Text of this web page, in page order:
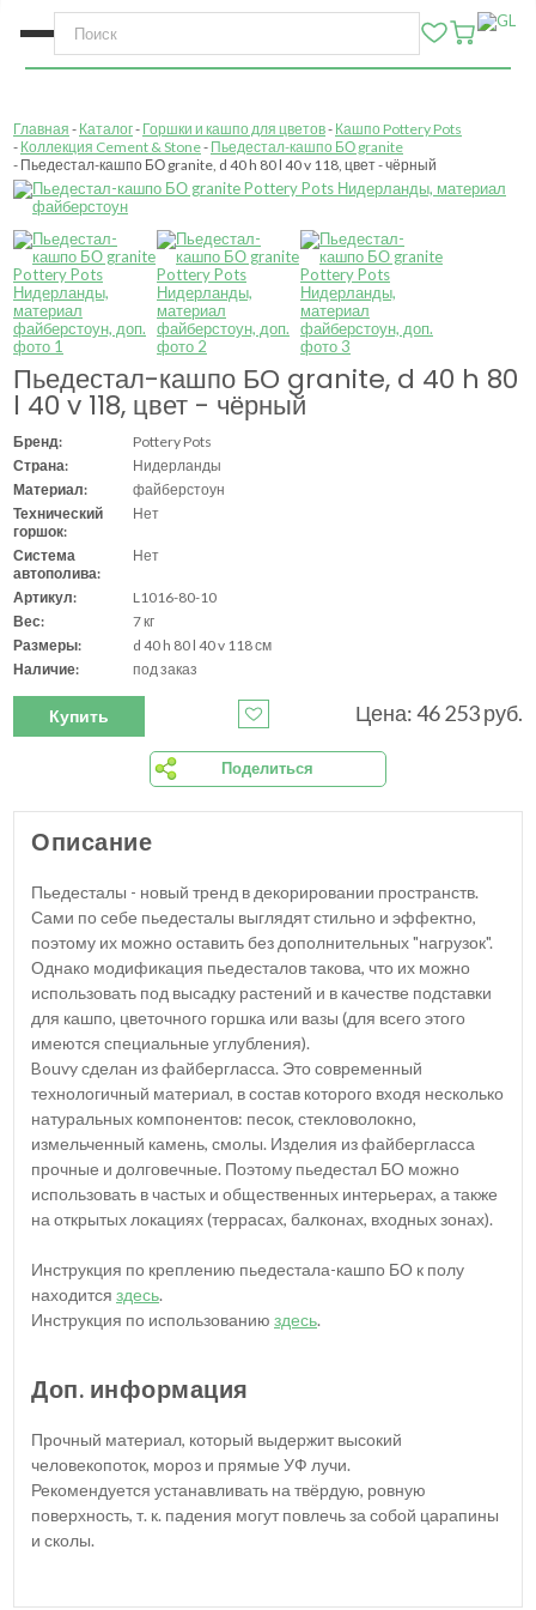
Главная Каталог Горшки и кашпо для цветов Кашпо Pottery Pots
Коллекция Cement & Stone Пьедестал-кашпо БО granite
Пьедестал-кашпо БО granite, d 40 h 80 l 40 v 118, цвет - чёрный
Пьедестал-кашпо БО granite, d 40 h 80
l 40 v 118, цвет - чёрный
Бренд:
Pottery Pots
Страна:
Нидерланды
Материал:
файберстоун
Технический
горшок:
Нет
Система
автополива:
Нет
Артикул:
L1016-80-10
Вес:
7 кг
Размеры:
d 40 h 80 l 40 v 118 см
Наличие:
под заказ
Купить Цена: 46 253 руб.
Поделиться
Описание
Пьедесталы - новый тренд в декорировании пространств.
Сами по себе пьедесталы выглядят стильно и эффектно,
поэтому их можно оставить без дополнительных "нагрузок".
Однако модификация пьедесталов такова, что их можно
использовать под высадку растений и в качестве подставки
для кашпо, цветочного горшка или вазы (для всего этого
имеются специальные углубления).
Bouvy сделан из файбергласса. Это современный
технологичный материал, в состав которого входя несколько
натуральных компонентов: песок, стекловолокно,
измельченный камень, смолы. Изделия из файбергласса
прочные и долговечные. Поэтому пьедестал БО можно
использовать в частых и общественных интерьерах, а также
на открытых локациях (террасах, балконах, входных зонах).
Инструкция по креплению пьедестала-кашпо БО к полу
находится здесь.
Инструкция по использованию здесь.
Доп. информация
Прочный материал, который выдержит высокий
человекопоток, мороз и прямые УФ лучи.
Рекомендуется устанавливать на твёрдую, ровную
поверхность, т. к. падения могут повлечь за собой царапины
и сколы.